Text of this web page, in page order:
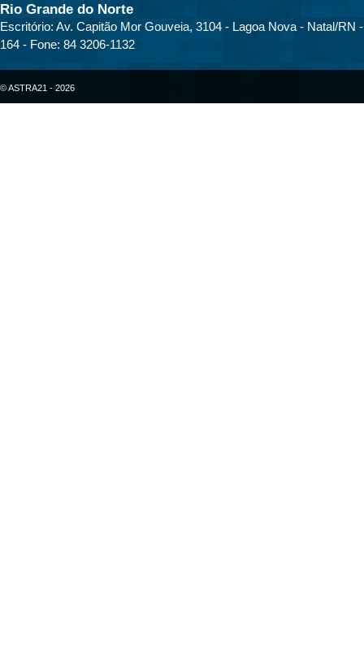
Rio Grande do Norte
Escritório: Av. Capitão Mor Gouveia, 3104 - Lagoa Nova - Natal/RN
164 - Fone: 84 3206-1132
© ASTRA21 - 2026